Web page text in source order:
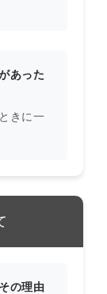
あった
きに一
の理由